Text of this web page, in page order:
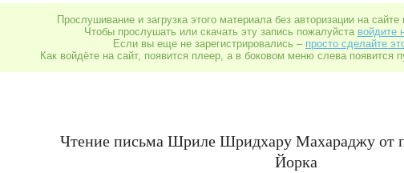
Прослушивание и загрузка этого материала без авторизации на
Чтобы прослушать или скачать эту запись пожалуйста войдите
Если вы еще не зарегистрировались – просто сделайте
Как войдёте на сайт, появится плеер, а в боковом меню слева появится
Чтение письма Шриле Шридхару Махараджу от
Йорка